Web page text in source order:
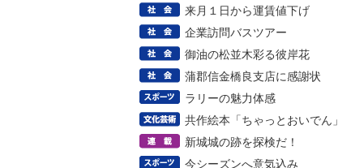
来月１日から運賃値下げ
企業訪問バスツアー
御油の松並木彩る彼岸花
蒲郡信金橋良支店に感謝状
ラリーの魅力体感
共作絵本「ちゃっとおいでん」
新城城の跡を探検だ！
今シーズンへ意気込み